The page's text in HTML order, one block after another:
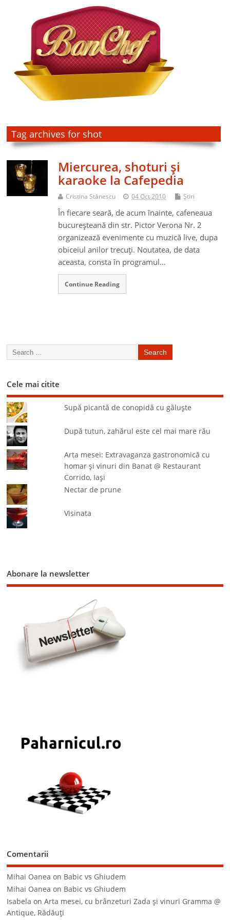
Tag archives for shot
Miercurea, shoturi şi
karaoke la Cafepedia
Cristina Stănescu 04 Oct 2010 Ştiri
În fiecare seară, de acum înainte, cafeneaua
bucureşteană din str. Pictor Verona Nr. 2
organizează evenimente cu muzică live, dupa
obiceiul anilor trecuţi. Noutatea, de data
aceasta, consta în programul…
Continue Reading
Cele mai citite
Supă picantă de conopidă cu găluşte
După tutun, zahărul este cel mai mare rău
Arta mesei: Extravaganza gastronomică cu
homar şi vinuri din Banat @ Restaurant
Corrido, Iaşi
Nectar de prune
Visinata
Abonare la newsletter
Comentarii
Mihai Oanea on Babic vs Ghiudem
Mihai Oanea on Babic vs Ghiudem
Isabela onArta mesei, cu brânzeturi Zada şi vinuri Gramma @
Antique, Rădăuţi